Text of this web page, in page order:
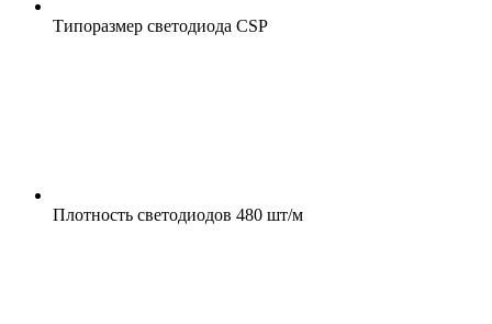
Типоразмер светодиода CSP
Плотность светодиодов 480 шт/м